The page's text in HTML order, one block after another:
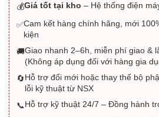
💰Giá tốt tại kho – Hệ thống điện
✅Cam kết hàng chính hãng, mới
kiện
🚚Giao nhanh 2–6h, miễn phí giao &
(Không áp dụng đối với hàng gia
🔄Hỗ trợ đổi mới hoặc thay thế bộ
lỗi kỹ thuật từ NSX
📞Hỗ trợ kỹ thuật 24/7 – Đồng hành